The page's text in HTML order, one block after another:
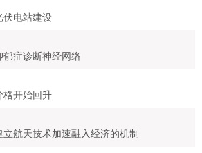
伏电站建设
郁症诊断神经网络
格开始回升
航天技术加速融入经济的机制